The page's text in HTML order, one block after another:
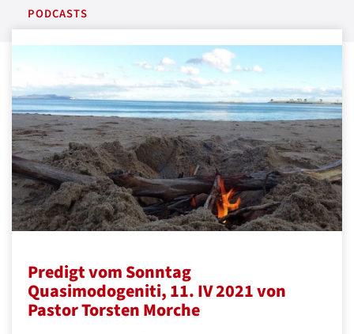
PODCASTS
Predigt vom Sonntag
Quasimodogeniti, 11. IV 2021 von
Pastor Torsten Morche